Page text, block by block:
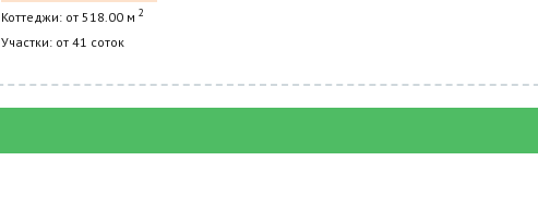
Коттеджи: от 518.00 м 2
Участки: от 41 соток